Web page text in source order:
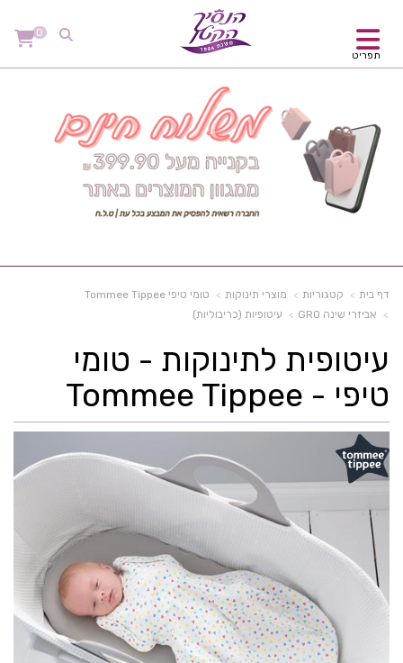
תפריט
0
דף בית קטגוריות מוצרי תינוקות
טומי טיפי Tommee Tippee
אביזרי שינה GRO
עיטופיות (כריבוליות)
עיטופית לתינוקות - טומי
טיפי - Tommee Tippee